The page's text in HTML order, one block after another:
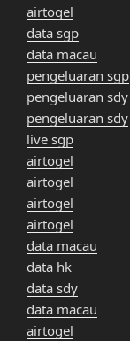
airtogel
data sgp
data macau
pengeluaran sgp
pengeluaran sdy
pengeluaran sdy
live sgp
airtogel
airtogel
airtogel
airtogel
data macau
data hk
data sdy
data macau
airtogel